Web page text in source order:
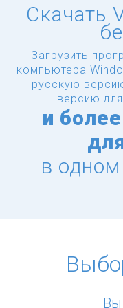
Скачать
Загрузить
компьютера
русскую
версию
и более
в одном
Вы